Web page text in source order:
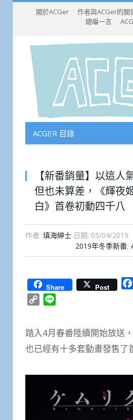
關於ACGer 作者與ACGer的關
總編一言
ACGER 目錄
【新番銷量】以這人
但也未算差，《輝夜
白》首卷初動四千八
作者: 填海紳士 日期: 05/04/2019
2019年冬季新番,
Share Post
Copy
踏入4月春番陸續開始放送
也已經有十多套動畫發售了